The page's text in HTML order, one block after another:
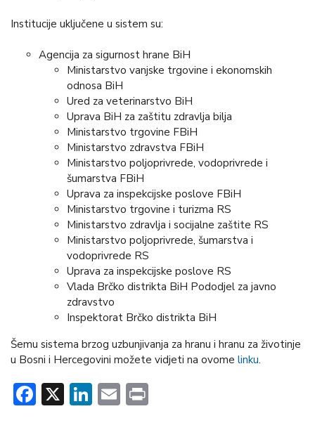
Institucije uključene u sistem su:
Agencija za sigurnost hrane BiH
Ministarstvo vanjske trgovine i ekonomskih
odnosa BiH
Ured za veterinarstvo BiH
Uprava BiH za zaštitu zdravlja bilja
Ministarstvo trgovine FBiH
Ministarstvo zdravstva FBiH
Ministarstvo poljoprivrede, vodoprivrede i
šumarstva FBiH
Uprava za inspekcijske poslove FBiH
Ministarstvo trgovine i turizma RS
Ministarstvo zdravlja i socijalne zaštite RS
Ministarstvo poljoprivrede, šumarstva i
vodoprivrede RS
Uprava za inspekcijske poslove RS
Vlada Brčko distrikta BiH Pododjel za javno
zdravstvo
Inspektorat Brčko distrikta BiH
Šemu sistema brzog uzbunjivanja za hranu i hranu za životinje
u Bosni i Hercegovini možete vidjeti na ovome linku.
Facebook
X LinkedIn
Email